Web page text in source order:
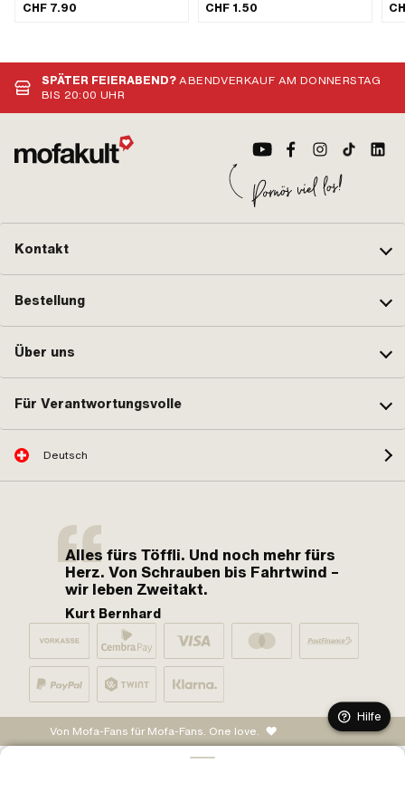
geschlossen: Nein · Hersteller:
36 mm · Breite: 6.8 mm ·
Anwendungsbereich: Standard
CHF 7.90 CHF 1.50
/
SPÄTER FEIERABEND?ABENDVERKAUF AM DONNERSTAG
BIS 20:00 UHR
Kontakt
Bestellung
Über uns
Für Verantwortungsvolle
Deutsch
Alles fürs Töffli. Und noch mehr fürs
Herz. Von Schrauben bis Fahrtwind –
wir leben Zweitakt.
Kurt Bernhard
Von Mofa-Fans für Mofa-Fans. One love.
Hilfe